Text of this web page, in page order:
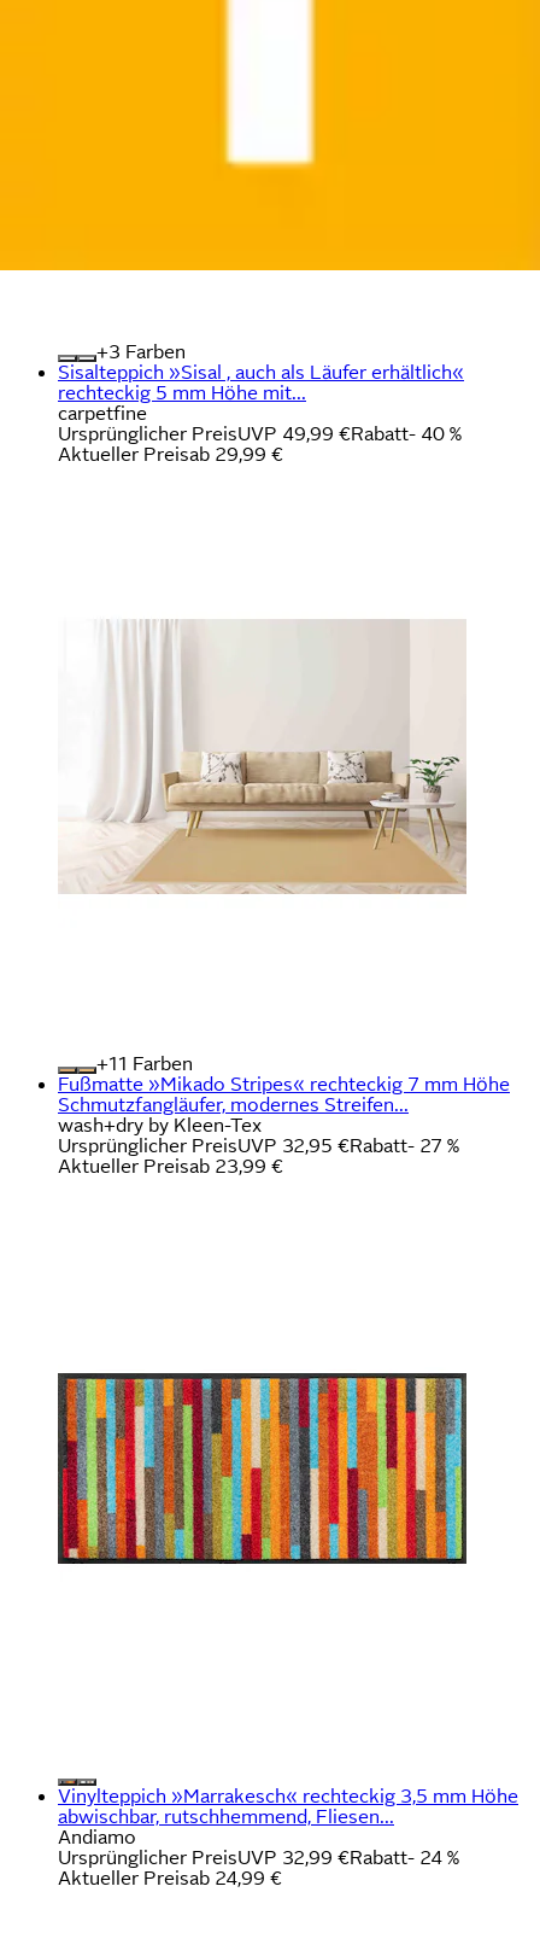
+
Farben
Sisalteppich »Sisal , auch als Läufer erhältlich«
rechteckig 5 mm Höhe mit...
carpetfine
Ursprünglicher PreisUVP 49,99 €Rabatt- 40 %
Aktueller Preisab 29,99 €
+
Farben
Fußmatte »Mikado Stripes« rechteckig 7 mm Höhe
Schmutzfangläufer, modernes Streifen...
wash+dry by Kleen-Tex
Ursprünglicher PreisUVP 32,95 €Rabatt- 27 %
Aktueller Preisab 23,99 €
Vinylteppich »Marrakesch« rechteckig 3,5 mm Höhe
abwischbar, rutschhemmend, Fliesen...
Andiamo
Ursprünglicher PreisUVP 32,99 €Rabatt- 24 %
Aktueller Preisab 24,99 €